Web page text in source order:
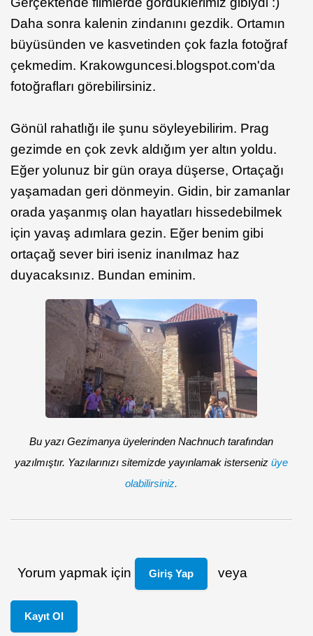
Daha sonra kalenin zindanını gezdik. Ortamın
büyüsünden ve kasvetinden çok fazla fotoğraf
çekmedim. Krakowguncesi.blogspot.com'da
fotoğrafları görebilirsiniz.
Gönül rahatlığı ile şunu söyleyebilirim. Prag
gezimde en çok zevk aldığım yer altın yoldu.
Eğer yolunuz bir gün oraya düşerse, Ortaçağı
yaşamadan geri dönmeyin. Gidin, bir zamanlar
orada yaşanmış olan hayatları hissedebilmek
için yavaş adımlara gezin. Eğer benim gibi
ortaçağ sever biri iseniz inanılmaz haz
duyacaksınız. Bundan eminim.
Bu yazı Gezimanya üyelerinden Nachnuch tarafından
yazılmıştır. Yazılarınızı sitemizde yayınlamak isterseniz üye
olabilirsiniz.
Yorum yapmak için Giriş Yap veya
Kayıt Ol